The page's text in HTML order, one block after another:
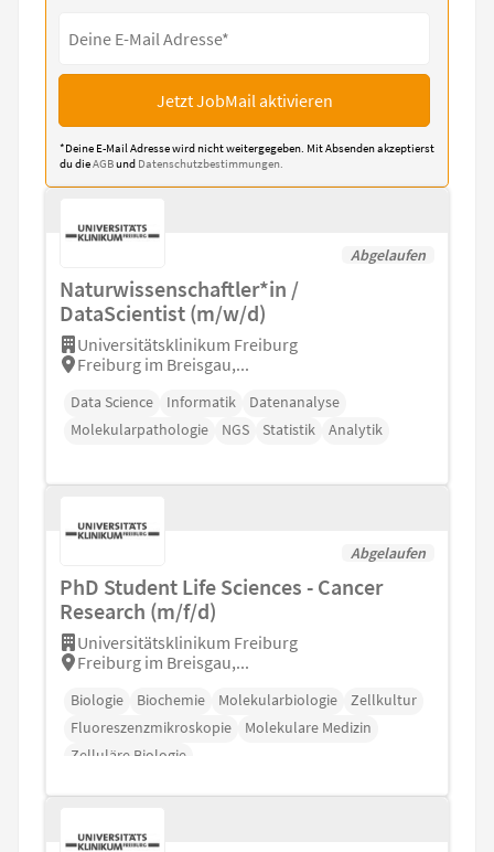
Jetzt JobMail aktivieren
*Deine E-Mail Adresse wird nicht weitergegeben. Mit Absenden akzeptierst
du dieAGBund Datenschutzbestimmungen.
Abgelaufen
Naturwissenschaftler*in /
DataScientist (m/w/d)
Universitätsklinikum Freiburg
Freiburg im Breisgau,...
Data Science Informatik
Datenanalyse
Molekularpathologie
NGS Statistik Analytik
Abgelaufen
PhD Student Life Sciences - Cancer
Research (m/f/d)
Universitätsklinikum Freiburg
Freiburg im Breisgau,...
Biologie Biochemie Molekularbiologie
Zellkultur
Fluoreszenzmikroskopie
Molekulare Medizin
Zelluläre Biologie